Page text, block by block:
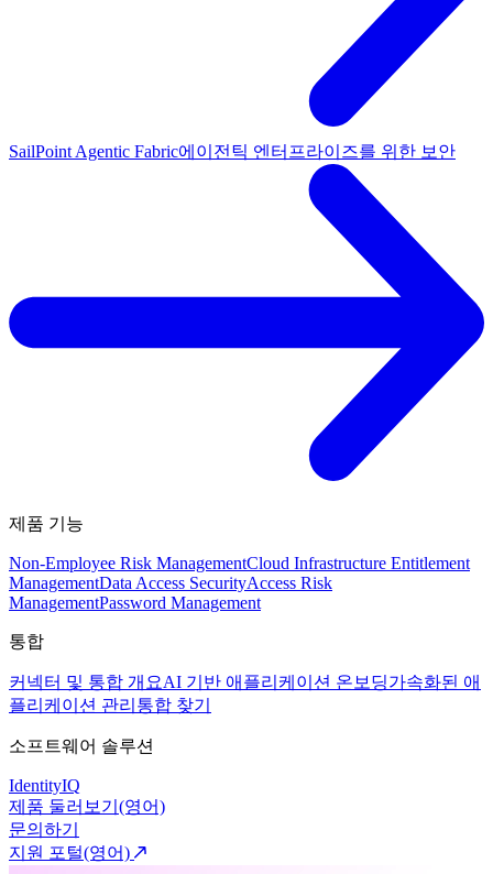
SailPoint Agentic Fabric에이전틱 엔터프라이즈를 위한 보안
제품 기능
Non-Employee Risk ManagementCloud Infrastructure Entitlement
ManagementData Access SecurityAccess Risk
ManagementPassword Management
통합
커넥터 및 통합 개요AI 기반 애플리케이션 온보딩가속화된 애
플리케이션 관리 통합 찾기
소프트웨어 솔루션
IdentityIQ
제품 둘러보기(영어)
문의하기
지원 포털(영어)